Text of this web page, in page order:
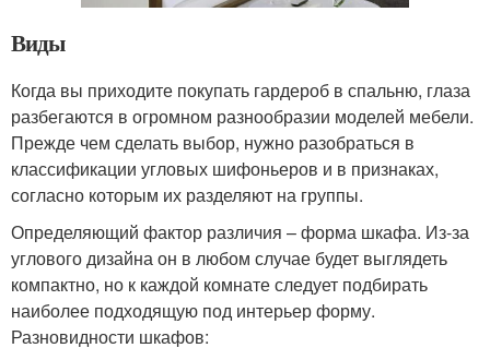
Виды
Когда вы приходите покупать гардероб в спальню, глаза
разбегаются в огромном разнообразии моделей мебели.
Прежде чем сделать выбор, нужно разобраться в
классификации угловых шифоньеров и в признаках,
согласно которым их разделяют на группы.
Определяющий фактор различия – форма шкафа. Из-за
углового дизайна он в любом случае будет выглядеть
компактно, но к каждой комнате следует подбирать
наиболее подходящую под интерьер форму.
Разновидности шкафов: